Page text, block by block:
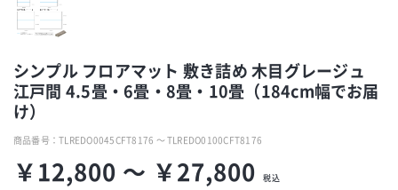
シンプル フロアマット 敷き詰め 木目グレージュ
江戸間 4.5畳・6畳・8畳・10畳（184cm幅でお届
け）
商品番号：TLREDO0045CFT8176 ～ TLREDO0100CFT8176
￥12,800 ～ ￥27,800 税込